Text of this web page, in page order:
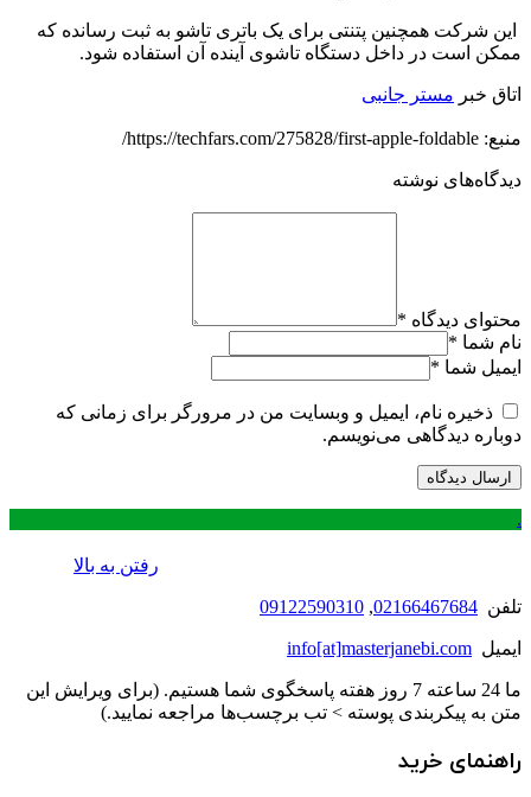
این شرکت همچنین پتنتی برای یک باتری تاشو به ثبت رسانده که
ممکن است در داخل دستگاه تاشوی آینده آن استفاده شود.
اتاق خبر مستر جانبی
منبع: https://techfars.com/275828/first-apple-foldable/
دیدگاه‌های نوشته
محتوای دیدگاه *
نام شما *
ایمیل شما *
ذخیره نام، ایمیل و وبسایت من در مرورگر برای زمانی که
دوباره دیدگاهی می‌نویسم.
.
رفتن به بالا
تلفن 02166467684
,
09122590310
ایمیل info[at]masterjanebi.com
ما 24 ساعته 7 روز هفته پاسخگوی شما هستیم. (برای ویرایش این
متن به پیکربندی پوسته > تب برچسب‌ها مراجعه نمایید.)
راهنمای خرید